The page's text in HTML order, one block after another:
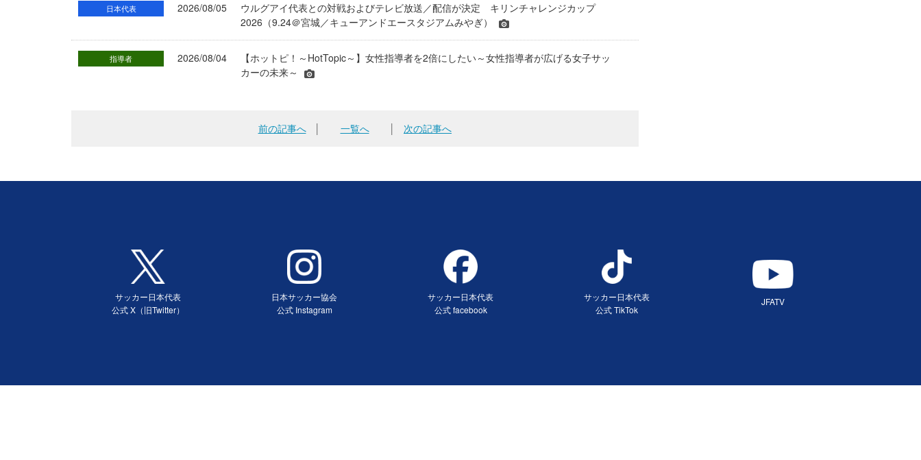
日本代表 2026/08/05
ウルグアイ代表との対戦およびテレビ放送／配信が決定 キリンチャレンジカップ
2026（9.24＠宮城／キューアンドエースタジアムみやぎ）
指導者 2026/08/04
【ホットピ！～HotTopic～】女性指導者を2倍にしたい～女性指導者が広げる女子サッ
カーの未来～
前の記事へ│ 一覧へ 次の記事へ
サッカー日本代表
公式 X（旧Twitter）
日本サッカー協会
公式 Instagram
サッカー日本代表
公式 facebook
サッカー日本代表
公式 TikTok
JFATV